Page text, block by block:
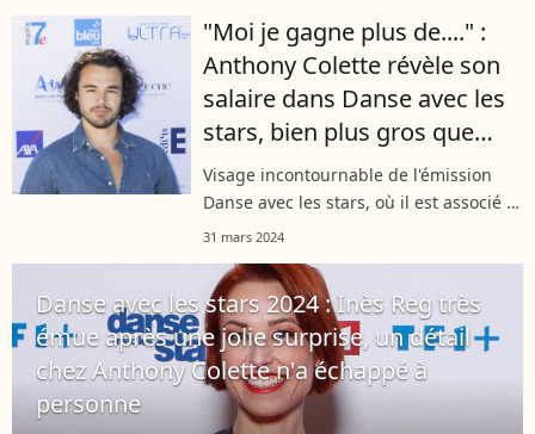
Tout cela, c'est fini. En effet,...
"Moi je gagne plus de...." :
Anthony Colette révèle son
salaire dans Danse avec les
stars, bien plus gros que
d'autres danseurs
Visage incontournable de l'émission
Danse avec les stars, où il est associé à
Natasha St-Pier cette saison, le danseur
une interview au magazine...
31 mars 2024
Danse avec les stars 2024 : Inès Reg très
émue après une jolie surprise, un détail
chez Anthony Colette n'a échappé à
personne